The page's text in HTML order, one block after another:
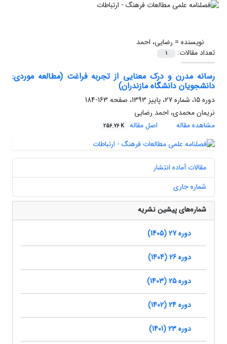
نویسنده = رضایی، احمد
تعداد مقالات:
1
رسانه مدرن و درک معنایی از تجربه فراغت (مطالعه موردی:
دانشجویان دانشگاه مازندران)
دوره 15، شماره 27، پاییز 1393، صفحه
163-184
نریمان محمدی، احمد رضایی
مشاهده مقاله
اصل مقاله 256.76 K
مقالات آماده انتشار
شماره جاری
شماره‌های پیشین نشریه
دوره 27 (1405)
دوره 26 (1404)
دوره 25 (1403)
دوره 24 (1402)
دوره 23 (1401)